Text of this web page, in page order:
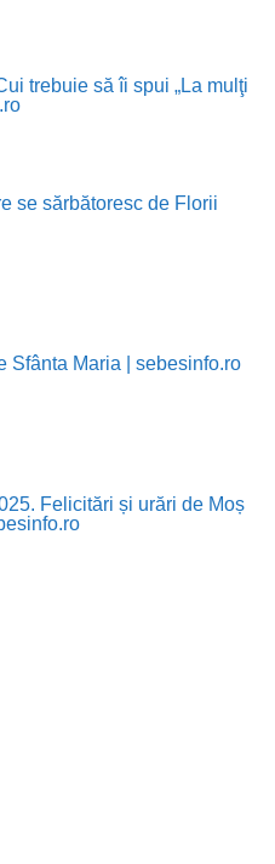
trebuie să îi spui „La mulţi
se sărbătoresc de Florii
Sfânta Maria | sebesinfo.ro
Felicitări și urări de Moș